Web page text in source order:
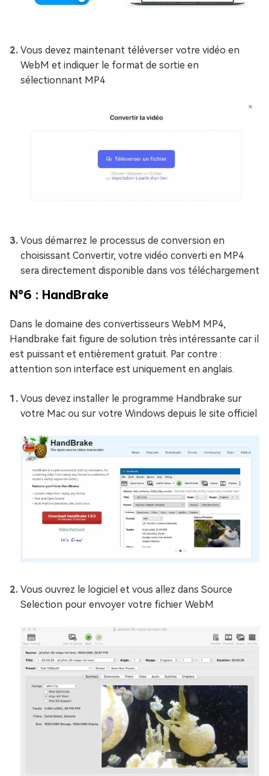
Vous devez maintenant téléverser votre vidéo en
WebM et indiquer le format de sortie en
sélectionnant MP4
Vous démarrez le processus de conversion en
choisissant Convertir, votre vidéo converti en MP4
sera directement disponible dans vos téléchargement
N°6 : HandBrake
Dans le domaine des convertisseurs WebM MP4,
Handbrake fait figure de solution très intéressante car il
est puissant et entièrement gratuit. Par contre :
attention son interface est uniquement en anglais.
Vous devez installer le programme Handbrake sur
votre Mac ou sur votre Windows depuis le site officiel
Vous ouvrez le logiciel et vous allez dans Source
Selection pour envoyer votre fichier WebM